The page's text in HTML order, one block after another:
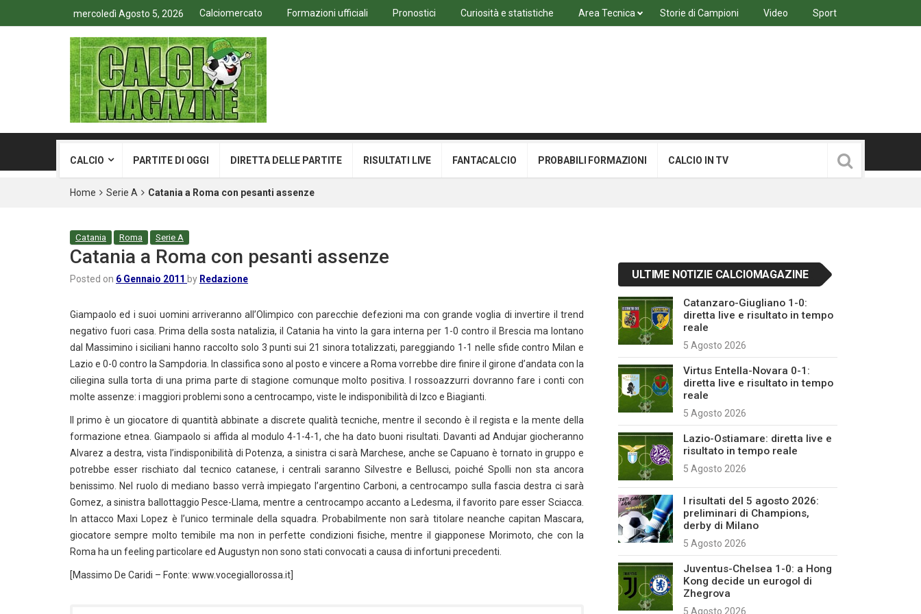
mercoledì Agosto 5, 2026 Calciomercato Formazioni ufficiali Pronostici Curiosità e statistiche Area Tecnica Storie di Campioni Video Sport
CALCIO PARTITE DI OGGI DIRETTA DELLE PARTITE RISULTATI LIVE FANTACALCIO PROBABILI FORMAZIONI CALCIO IN TV
Home Serie A Catania a Roma con pesanti assenze
Catania Roma Serie A
Catania a Roma con pesanti assenze
Posted on 6 Gennaio 2011 by Redazione
Giampaolo ed i suoi uomini arriveranno all’Olimpico con parecchie defezioni ma con grande voglia di invertire il trend
negativo fuori casa. Prima della sosta natalizia, il Catania ha vinto la gara interna per 1-0 contro il Brescia ma lontano
dal Massimino i siciliani hanno raccolto solo 3 punti sui 21 sinora totalizzati, pareggiando 1-1 nelle sfide contro Milan e
Lazio e 0-0 contro la Sampdoria. In classifica sono al posto e vincere a Roma vorrebbe dire finire il girone d’andata con la
ciliegina sulla torta di una prima parte di stagione comunque molto positiva. I rossoazzurri dovranno fare i conti con
molte assenze: i maggiori problemi sono a centrocampo, viste le indisponibilità di Izco e Biagianti.
Il primo è un giocatore di quantità abbinate a discrete qualità tecniche, mentre il secondo è il regista e la mente della
formazione etnea. Giampaolo si affida al modulo 4-1-4-1, che ha dato buoni risultati. Davanti ad Andujar giocheranno
Alvarez a destra, vista l’indisponibilità di Potenza, a sinistra ci sarà Marchese, anche se Capuano è tornato in gruppo e
potrebbe esser rischiato dal tecnico catanese, i centrali saranno Silvestre e Bellusci, poiché Spolli non sta ancora
benissimo. Nel ruolo di mediano basso verrà impiegato l’argentino Carboni, a centrocampo sulla fascia destra ci sarà
Gomez, a sinistra ballottaggio Pesce-Llama, mentre a centrocampo accanto a Ledesma, il favorito pare esser Sciacca.
In attacco Maxi Lopez è l’unico terminale della squadra. Probabilmente non sarà titolare neanche capitan Mascara,
giocatore sempre molto temibile ma non in perfette condizioni fisiche, mentre il giapponese Morimoto, che con la
Roma ha un feeling particolare ed Augustyn non sono stati convocati a causa di infortuni precedenti.
[Massimo De Caridi – Fonte: www.vocegiallorossa.it]
ULTIME NOTIZIE CALCIOMAGAZINE
Catanzaro-Giugliano 1-0:
diretta live e risultato in tempo
reale
5 Agosto 2026
Virtus Entella-Novara 0-1:
diretta live e risultato in tempo
reale
5 Agosto 2026
Lazio-Ostiamare: diretta live e
risultato in tempo reale
5 Agosto 2026
I risultati del 5 agosto 2026:
preliminari di Champions,
derby di Milano
5 Agosto 2026
Juventus-Chelsea 1-0: a Hong
Kong decide un eurogol di
Zhegrova
5 Agosto 2026